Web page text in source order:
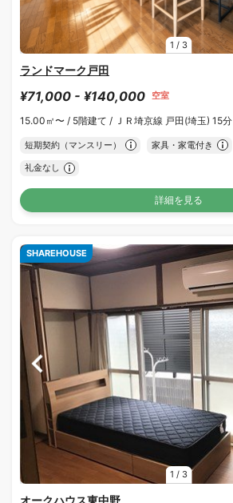
1 / 3
ランドマーク戸田
¥71,000 - ¥140,000 空室
15.00㎡〜 / 5階建て / ＪＲ埼京線 戸田(埼玉) 15分
短期契約（マンスリー） 家具・家電付き
礼金なし
詳細を見る
1 / 3
SHAREHOUSE
オークハウス東中野